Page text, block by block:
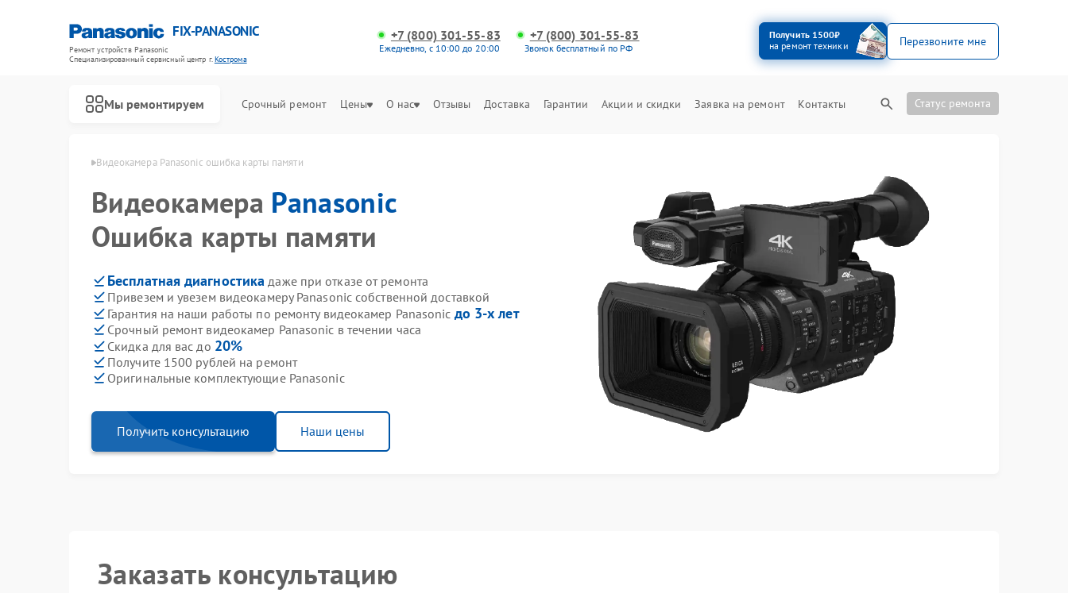
FIX-PANASONIC
Ремонт устройств Panasonic
Специализированный cервисный центр г.Кострома
+7 (800) 301-55-83
Ежедневно, с 10:00 до 20:00
+7 (800) 301-55-83
Звонок бесплатный по РФ
Получить 1500₽
на ремонт техники
Перезвоните мне
Мы ремонтируем Срочный ремонт Цены О нас Отзывы Доставка Гарантии Акции и скидки Заявка на ремонт Контакты Статус ремонта
Видеокамера Panasonic ошибка карты памяти
Видеокамера Panasonic
Ошибка карты памяти
Бесплатная диагностика даже при отказе от ремонта
Привезем и увезем видеокамеру Panasonic собственной доставкой
Гарантия на наши работы по ремонту видеокамер Panasonic до 3-х лет
Срочный ремонт видеокамер Panasonic в течении часа
Скидка для вас до 20%
Получите 1500 рублей на ремонт
Оригинальные комплектующие Panasonic
Получить консультацию Наши цены
Заказать консультацию